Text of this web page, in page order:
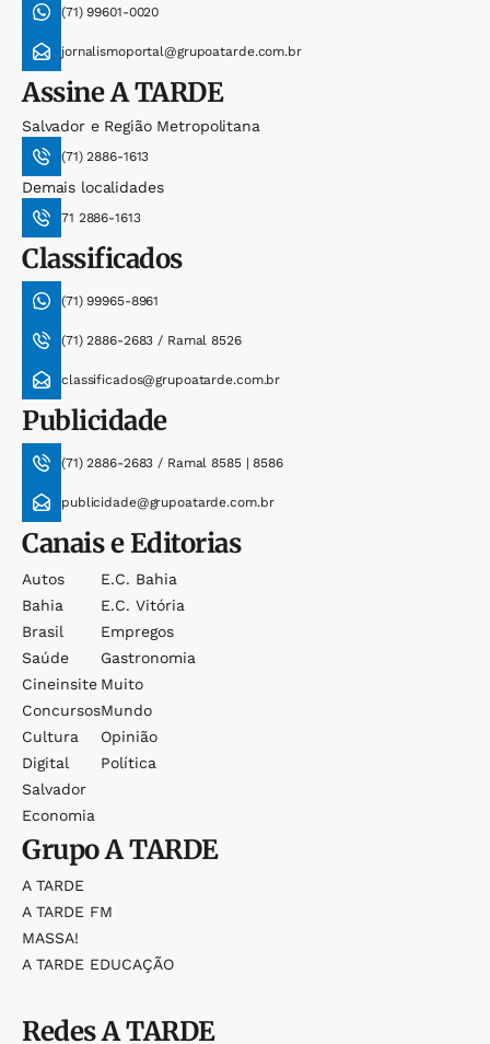
(71) 99601-0020
jornalismoportal@grupoatarde.com.br
AssineA TARDE
Salvador e Região Metropolitana
(71) 2886-1613
Demais localidades
71 2886-1613
Classificados
(71) 99965-8961
(71) 2886-2683 / Ramal 8526
classificados@grupoatarde.com.br
Publicidade
(71) 2886-2683 / Ramal 8585 | 8586
publicidade@grupoatarde.com.br
Canais e Editorias
Autos
Bahia
Brasil
Saúde
Cineinsite
Concursos
Cultura
Digital
Salvador
Economia
E.c. Bahia
E.c. Vitória
Empregos
Gastronomia
Muito
Mundo
Opinião
Política
GrupoA TARDE
A TARDE
A TARDE FM
MASSA!
A TARDE EDUCAÇÃO
RedesA TARDE